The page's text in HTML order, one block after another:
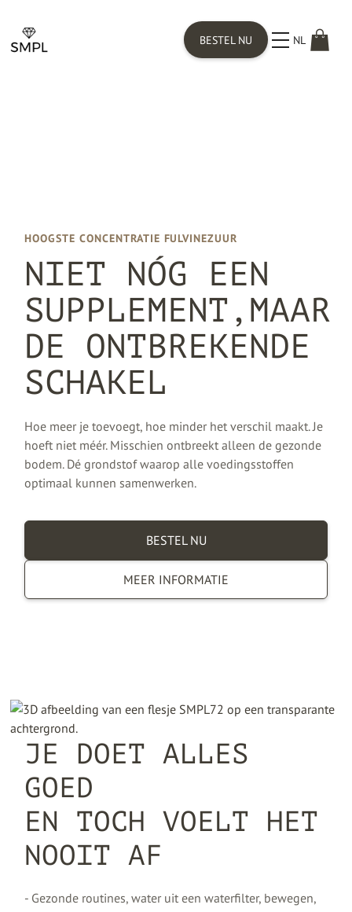
BESTEL NU NL
HOOGSTE CONCENTRATIE FULVINEZUUR
NIET NÓG EEN
SUPPLEMENT,MAAR
DE ONTBREKENDE
SCHAKEL
Hoe meer je toevoegt, hoe minder het verschil maakt. Je
hoeft niet méér. Misschien ontbreekt alleen de gezonde
bodem. Dé grondstof waarop alle voedingsstoffen
optimaal kunnen samenwerken.
BESTEL NU
MEER INFORMATIE
JE DOET ALLES
GOED
EN TOCH VOELT HET
NOOIT AF
- Gezonde routines, water uit een waterfilter, bewegen,